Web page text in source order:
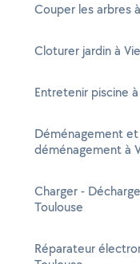
Couper les arbres
Cloturer jardin à
Entretenir piscine
Déménagement
déménagement à
Charger -
Toulouse
Réparateur